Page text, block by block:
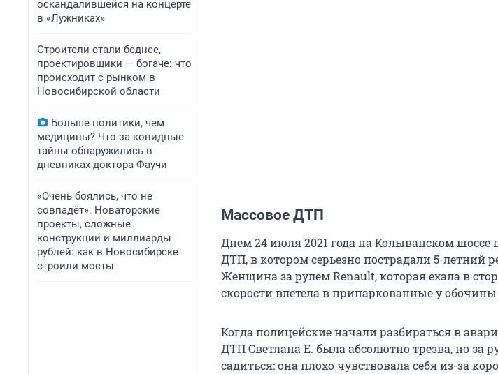
оскандалившейся на концерте
в «Лужниках»
Строители стали беднее,
проектировщики — богаче: что
происходит с рынком в
Новосибирской области
Больше политики, чем
медицины? Что за ковидные
тайны обнаружились в
дневниках доктора Фаучи
«Очень боялись, что не
совпадёт». Новаторские
проекты, сложные
конструкции и миллиарды
рублей: как в Новосибирске
строили мосты
Массовое ДТП
Днем 24 июля 2021 года на Колыванском
ДТП, в котором серьезно пострадали 5-летний
Женщина за рулем Renault, которая ехала в
скорости влетела в припаркованные у
Когда полицейские начали разбираться в
ДТП Светлана Е. была абсолютно трезва, но за
садиться: она плохо чувствовала себя из-за